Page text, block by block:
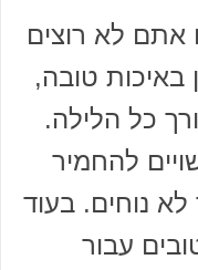
אתם לא רוצים
באיכות טובה,
כל הלילה.
להחמיר
נוחים. בעוד
עבור